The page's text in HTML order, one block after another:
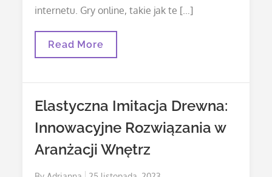
internetu. Gry online, takie jak te […]
Darmowe
Skarby
Read More
Elastyczna Imitacja Drewna:
Innowacyjne Rozwiązania w
Aranżacji Wnętrz